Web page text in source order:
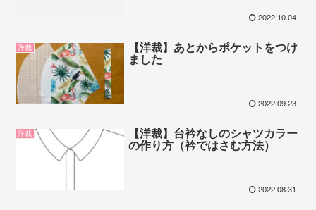
2022.10.04
洋裁 【洋裁】あとからポケットをつけ
ました
2022.09.23
洋裁 【洋裁】台衿なしのシャツカラー
の作り方（衿ではさむ方法）
2022.08.31